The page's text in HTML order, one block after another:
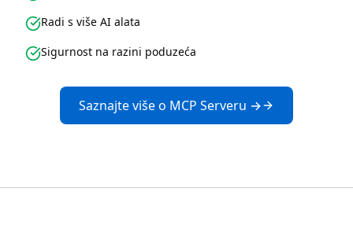
Radi s više AI alata
Sigurnost na razini poduzeća
Saznajte više o MCP Serveru →